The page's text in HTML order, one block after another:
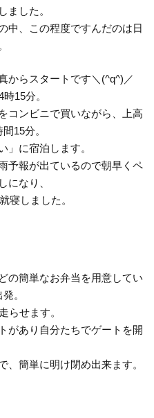
ました。
中、この程度ですんだのは日
からスタートです＼(^q^)／
15分。
コンビニで買いながら、上高
15分。
」に宿泊します。
予報が出ているので朝早くペ
になり、
寝しました。
の簡単なお弁当を用意してい
。
らせます。
があり自分たちでゲートを開
、簡単に明け閉め出来ます。